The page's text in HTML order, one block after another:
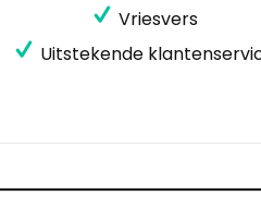
Vriesvers
Uitstekende